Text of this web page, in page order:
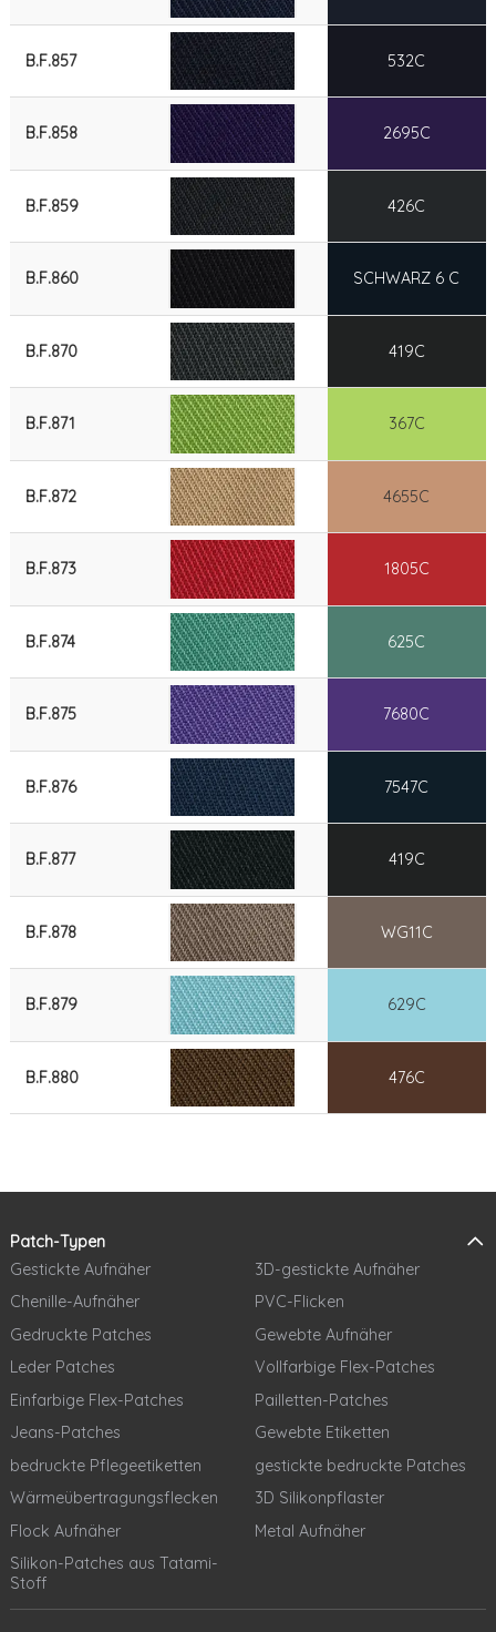
B.F.857 532C
B.F.858 2695C
B.F.859 426C
B.F.860 SCHWARZ 6 C
B.F.870 419C
B.F.871 367C
B.F.872 4655C
B.F.873 1805C
B.F.874 625C
B.F.875 7680C
B.F.876 7547C
B.F.877 419C
B.F.878 WG11C
B.F.879 629C
B.F.880 476C
Patch-Typen
Gestickte Aufnäher
3D-gestickte Aufnäher
Chenille-Aufnäher
PVC-Flicken
Gedruckte Patches
Gewebte Aufnäher
Leder Patches
Vollfarbige Flex-Patches
Einfarbige Flex-Patches
Pailletten-Patches
Jeans-Patches
Gewebte Etiketten
bedruckte Pflegeetiketten
gestickte bedruckte Patches
Wärmeübertragungsflecken
3D Silikonpflaster
Flock Aufnäher
Metal Aufnäher
Silikon-Patches aus Tatami-
Stoff